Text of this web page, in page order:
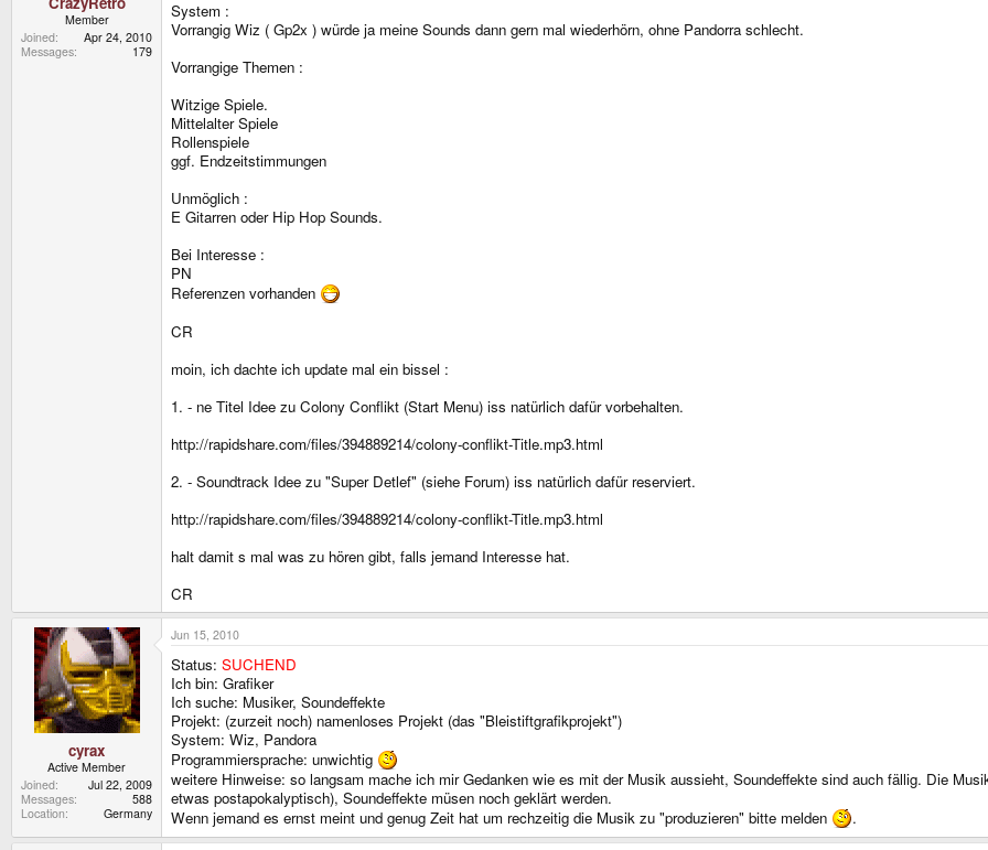
Member
Joined
Apr 24, 2010
Messages
179
System :
Vorrangig Wiz ( Gp2x ) würde ja meine Sounds dann gern mal wiederhörn, ohne Pandorra schlecht.
Vorrangige Themen :
Witzige Spiele.
Mittelalter Spiele
Rollenspiele
ggf. Endzeitstimmungen
Unmöglich :
E Gitarren oder Hip Hop Sounds.
Bei Interesse :
PN
Referenzen vorhanden
CR
moin, ich dachte ich update mal ein bissel :
1. - ne Titel Idee zu Colony Conflikt (Start Menu) iss natürlich dafür vorbehalten.
http://rapidshare.com/files/394889214/colony-conflikt-Title.mp3.html
2. - Soundtrack Idee zu "Super Detlef" (siehe Forum) iss natürlich dafür reserviert.
http://rapidshare.com/files/394889214/colony-conflikt-Title.mp3.html
halt damit s mal was zu hören gibt, falls jemand Interesse hat.
CR
cyrax
Active Member
Joined
Jul 22, 2009
Messages
588
Location
Germany
Jun 15, 2010
Status: SUCHEND
Ich bin: Grafiker
Ich suche: Musiker, Soundeffekte
Projekt: (zurzeit noch) namenloses Projekt (das "Bleistiftgrafikprojekt")
System: Wiz, Pandora
Programmiersprache: unwichtig
weitere Hinweise: so langsam mache ich mir Gedanken wie es mit der Musik aussieht, Soundeffekte sind auch fällig. Die
etwas postapokalyptisch), Soundeffekte müsen noch geklärt werden.
Wenn jemand es ernst meint und genug Zeit hat um rechzeitig die Musik zu "produzieren" bitte melden
.